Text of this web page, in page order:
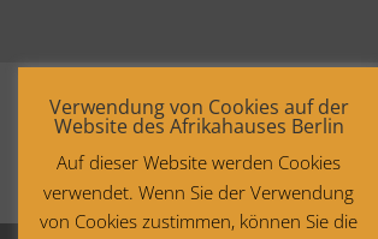
Startseite
Impressum
Facebook
Verwendung von Cookies auf der
Website des Afrikahauses Berlin
Auf dieser Website werden Cookies
verwendet. Wenn Sie der Verwendung
von Cookies zustimmen, können Sie die